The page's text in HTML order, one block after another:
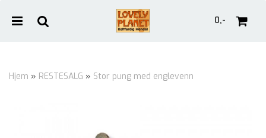
0,-
Hjem » RESTESALG » Stor pung med englevenn